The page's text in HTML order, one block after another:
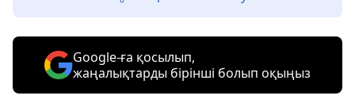
Google-ға қосылып,
жаңалықтарды бірінші болып оқыңыз